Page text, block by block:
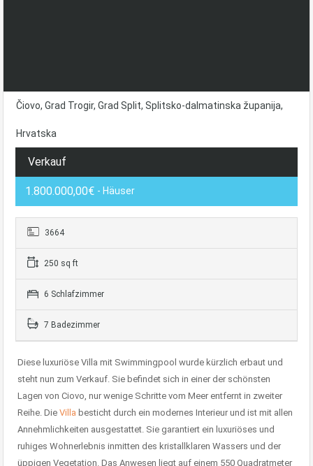
Čiovo, Grad Trogir, Grad Split, Splitsko-dalmatinska županija,
Hrvatska
Verkauf
1.800.000,00€ - Häuser
3664
250 sq ft
6 Schlafzimmer
7 Badezimmer
Diese luxuriöse Villa mit Swimmingpool wurde kürzlich erbaut und
steht nun zum Verkauf. Sie befindet sich in einer der schönsten
Lagen von Ciovo, nur wenige Schritte vom Meer entfernt in zweiter
Reihe. Die Villa besticht durch ein modernes Interieur und ist mit allen
Annehmlichkeiten ausgestattet. Sie garantiert ein luxuriöses und
ruhiges Wohnerlebnis inmitten des kristallklaren Wassers und der
üppigen Vegetation. Das Anwesen liegt auf einem 550 Quadratmeter